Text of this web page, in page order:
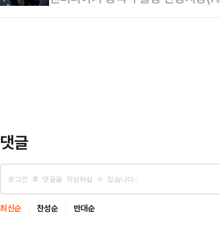
황”이라며 “이에 따…
미공개 정보를 이용해 주식을 사들
국내 메모리 반도체 업체들에 미칠
댓글
최신순 찬성순 반대순